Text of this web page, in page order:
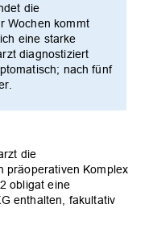
die
Wochen kommt
eine starke
diagnostiziert
nach fünf
die
präoperativen Komplex
obligat eine
enthalten, fakultativ